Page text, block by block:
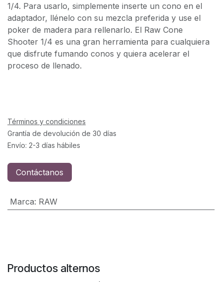
1/4. Para usarlo, simplemente inserte un cono en el
adaptador, llénelo con su mezcla preferida y use el
poker de madera para rellenarlo. El Raw Cone
Shooter 1/4 es una gran herramienta para cualquiera
que disfrute fumando conos y quiera acelerar el
proceso de llenado.
Términos y condiciones
Grantía de devolución de 30 días
Envío: 2-3 días hábiles
Contáctanos
Marca: RAW
Productos alternos